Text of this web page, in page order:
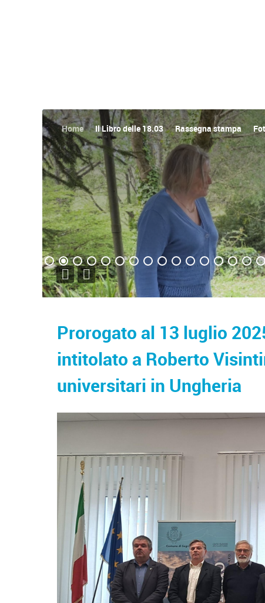
Home Il Libro delle 18.03 Rassegna stampa
Prorogato al 13 luglio
intitolato a Roberto
universitari in Ungheria